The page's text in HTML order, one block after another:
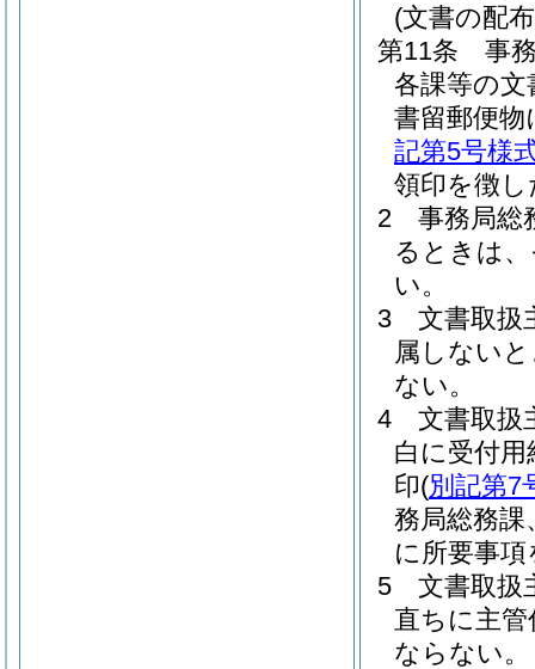
(文書の配
第11条
事
各課等の
書留郵便
記第5号様
領印を徴
2
事務局総
るときは
い。
3
文書取扱
属しない
ない。
4
文書取扱
白に受付用
印(別記第7
務局総務課
に所要事
5
文書取扱
直ちに主
ならない。